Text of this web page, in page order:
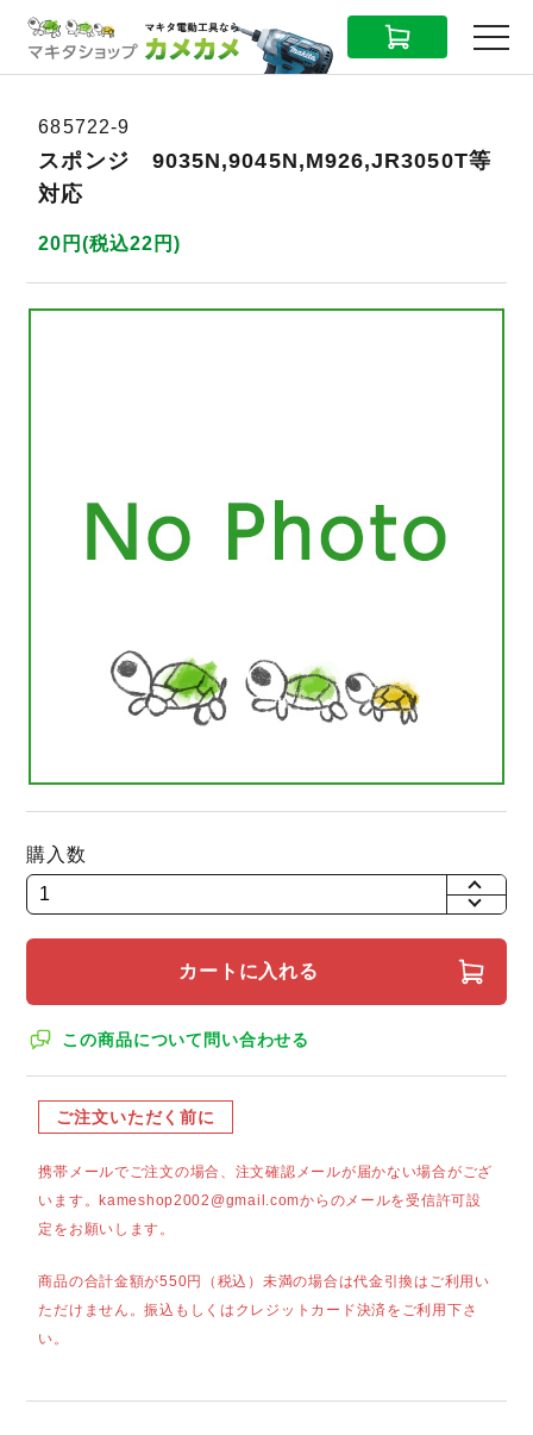
CART MENU
685722-9
スポンジ 9035N,9045N,M926,JR3050T等
対応
20円(税込22円)
購入数
+
カートに入れる
この商品について問い合わせる
ご注文いただく前に
携帯メールでご注文の場合、注文確認メールが届かない場合がござ
います。kameshop2002@gmail.comからのメールを受信許可設
定をお願いします。
商品の合計金額が550円（税込）未満の場合は代金引換はご利用い
ただけません。振込もしくはクレジットカード決済をご利用下さ
い。